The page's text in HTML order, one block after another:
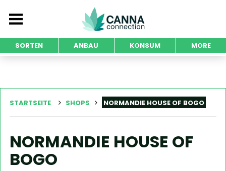
SORTEN ANBAU KONSUM MORE
STARTSEITE SHOPS NORMANDIE HOUSE OF BOGO
NORMANDIE HOUSE OF
BOGO